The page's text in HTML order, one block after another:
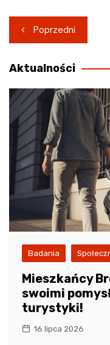
Nawigacja
wpisu
Poprzedni
Aktualności
Badania
Mieszkańcy
swoimi
turystyki!
16 lipca 2026